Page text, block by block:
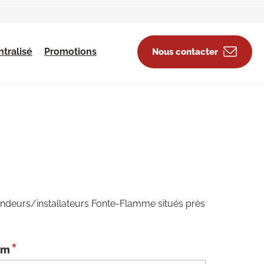
Promotions Nous contacter
installateurs Fonte-Flamme situés près
*